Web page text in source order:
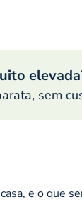
sem
e o que